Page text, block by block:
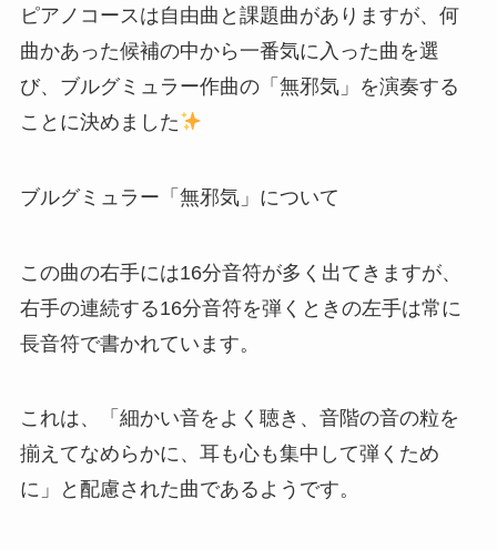
ピアノコースは自由曲と課題曲がありますが、何
曲かあった候補の中から一番気に入った曲を選
び、ブルグミュラー作曲の「無邪気」を演奏する
ことに決めました
ブルグミュラー「無邪気」について
この曲の右手には16分音符が多く出てきますが、
右手の連続する16分音符を弾くときの左手は常に
長音符で書かれています。
これは、「細かい音をよく聴き、音階の音の粒を
揃えてなめらかに、耳も心も集中して弾くため
に」と配慮された曲であるようです。